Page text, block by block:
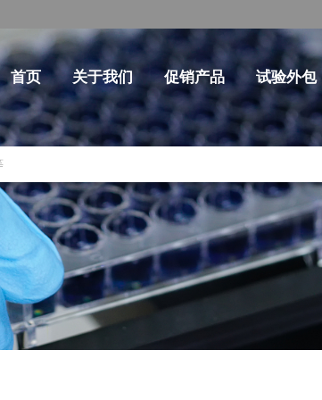
首页 关于我们 促销产品 试验外包